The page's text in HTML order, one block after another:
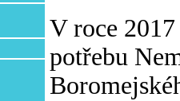
V roce
potřebu